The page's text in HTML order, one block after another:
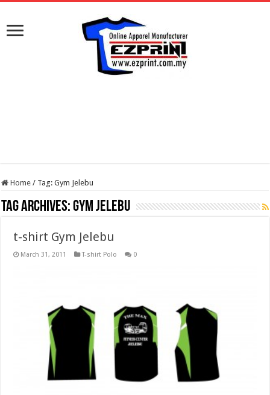
Home / Tag:Gym Jelebu
Tag Archives:Gym Jelebu
t-shirt Gym Jelebu
March 31, 2011 T-shirt Polo 0